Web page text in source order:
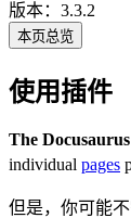
版本：3.3.2
本页总览
使用插件
The
individual pages
但是，你可能